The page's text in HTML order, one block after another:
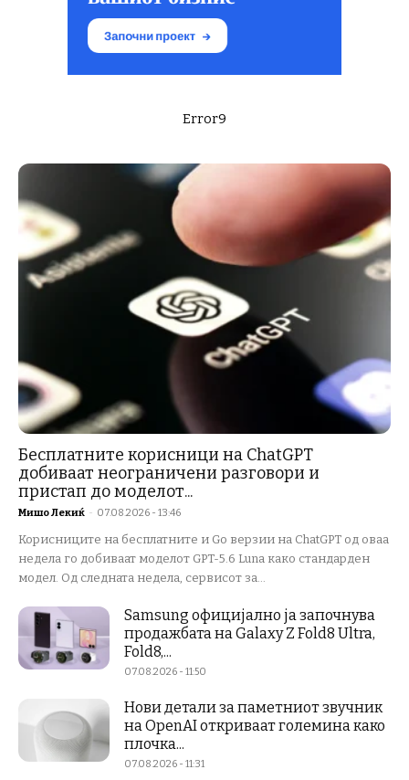
Error9
Бесплатните корисници на ChatGPT
добиваат неограничени разговори и
пристап до моделот...
Мишо Лекиќ - 07.08.2026 - 13:46
Корисниците на бесплатните и Go верзии на ChatGPT од оваа
недела го добиваат моделот GPT-5.6 Luna како стандарден
модел. Од следната недела, сервисот за...
Samsung официјално ја започнува
продажбата на Galaxy Z Fold8 Ultra,
Fold8,...
07.08.2026 - 11:50
Нови детали за паметниот звучник
на OpenAI откриваат големина како
плочка...
07.08.2026 - 11:31